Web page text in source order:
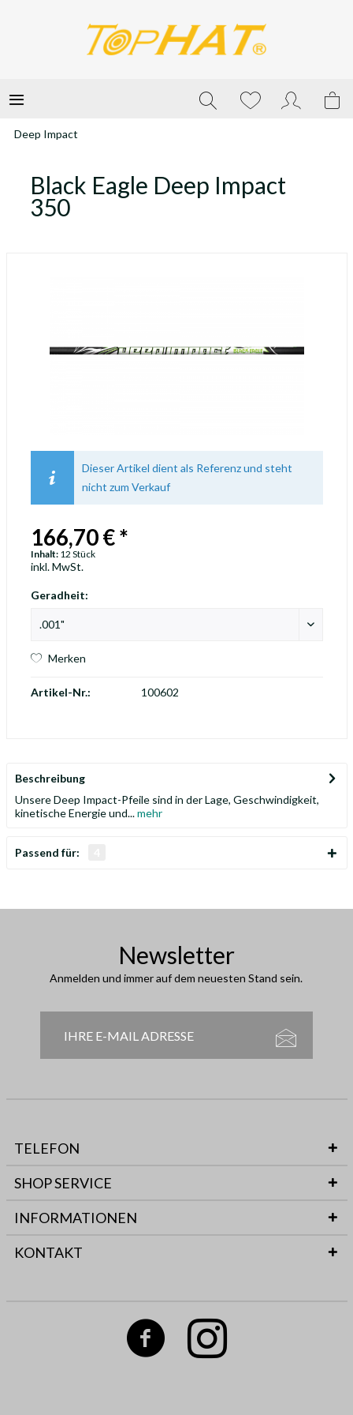
Deep Impact
Black Eagle Deep Impact
350
Dieser Artikel dient als Referenz und steht
nicht zum Verkauf
166,70 € *
Inhalt: 12 Stück
inkl. MwSt.
Geradheit:
Merken
Artikel-Nr.: 100602
Beschreibung
Unsere Deep Impact-Pfeile sind in der Lage, Geschwindigkeit,
kinetische Energie und...mehr
Passend für:
Newsletter
Anmelden und immer auf dem neuesten Stand sein.
TELEFON
SHOP SERVICE
INFORMATIONEN
KONTAKT